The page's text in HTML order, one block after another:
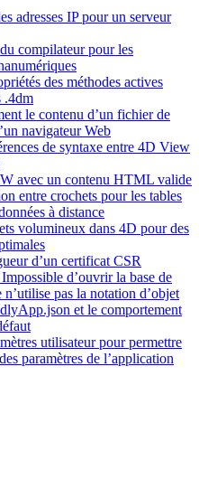
adresses IP pour un serveur
compilateur pour les
des méthodes actives
.4dm
le contenu d’un fichier de
navigateur Web
de syntaxe entre 4D View
avec un contenu HTML valide
entre crochets pour les tables
à distance
volumineux dans 4D pour des
d’un certificat CSR
d’ouvrir la base de
n’utilise pas la notation d’objet
et le comportement
utilisateur pour permettre
paramètres de l’application